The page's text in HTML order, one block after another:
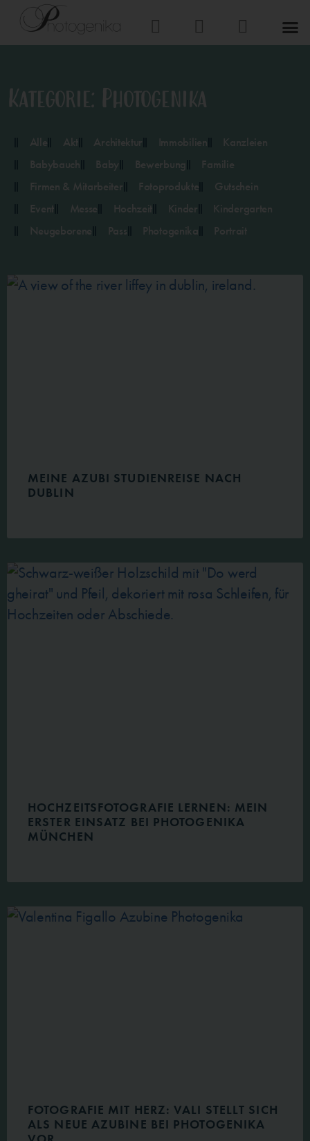
Kategorie: Photogenika
Alle Akt Architektur Immobilien
Kanzleien
Babybauch
Baby Bewerbung
Familie
Firmen & Mitarbeiter
Fotoprodukte
Gutschein
Event
Messe Hochzeit Kinder
Kindergarten
Neugeborene
Pass Photogenika Portrait
MEINE AZUBI STUDIENREISE NACH
DUBLIN
HOCHZEITSFOTOGRAFIE LERNEN: MEIN
ERSTER EINSATZ BEI PHOTOGENIKA
MÜNCHEN
FOTOGRAFIE MIT HERZ: VALI STELLT SICH
ALS NEUE AZUBINE BEI PHOTOGENIKA